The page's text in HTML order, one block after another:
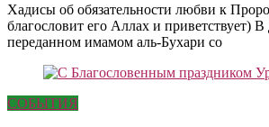
Хадисы об обязательности любви к
благословит его Аллах и приветствует)
переданном имамом аль-Бухари со
СОБЫТИЯ